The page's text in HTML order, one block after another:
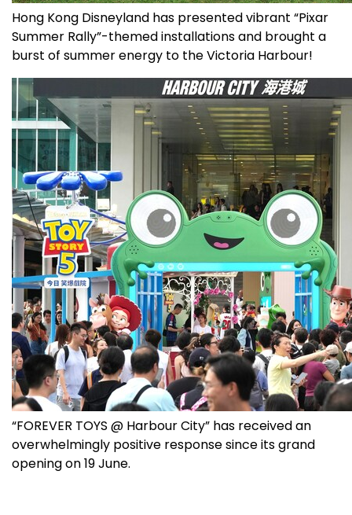
Hong Kong Disneyland has presented vibrant “Pixar
Summer Rally”-themed installations and brought a
burst of summer energy to the Victoria Harbour!
“FOREVER TOYS @ Harbour City” has received an
overwhelmingly positive response since its grand
opening on 19 June.